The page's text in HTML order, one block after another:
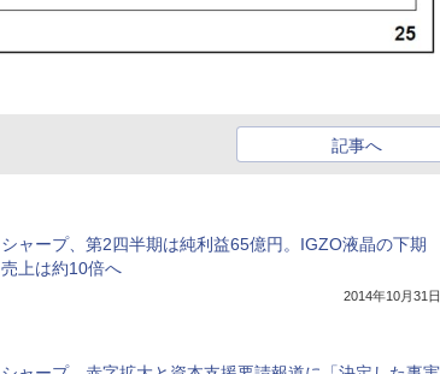
記事へ
シャープ、第2四半期は純利益65億円。IGZO液晶の下期
売上は約10倍へ
2014年10月31日